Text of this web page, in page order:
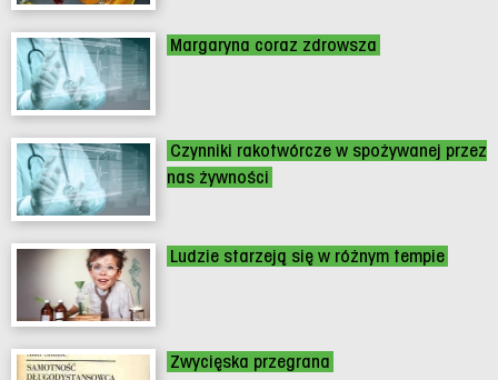
Margaryna coraz zdrowsza
Czynniki rakotwórcze w spożywanej przez
nas żywności
Ludzie starzeją się w różnym tempie
Zwycięska przegrana